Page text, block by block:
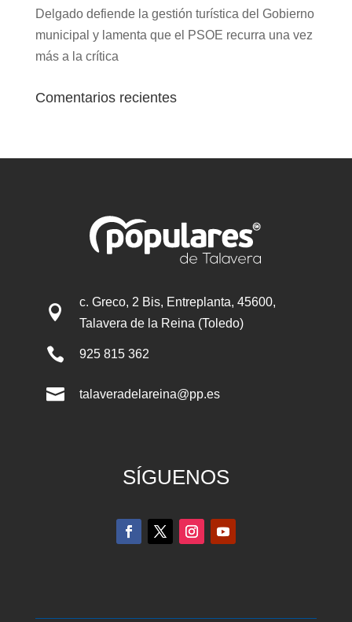
Delgado defiende la gestión turística del Gobierno
municipal y lamenta que el PSOE recurra una vez
más a la crítica
Comentarios recientes

c. Greco, 2 Bis, Entreplanta, 45600,
Talavera de la Reina (Toledo)
 925 815 362
 talaveradelareina@pp.es
SÍGUENOS